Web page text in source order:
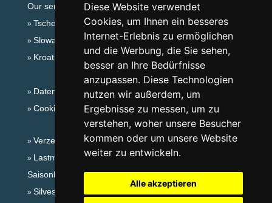
Diese Website verwendet
Cookies, um Ihnen ein besseres
Internet-Erlebnis zu ermöglichen
und die Werbung, die Sie sehen,
besser an Ihre Bedürfnisse
anzupassen. Diese Technologien
nutzen wir außerdem, um
Ergebnisse zu messen, um zu
verstehen, woher unsere Besucher
kommen oder um unsere Website
weiter zu entwickeln.
Alle akzeptieren
Our servers:
Tschechische Gebirge
Slowakische Gebirge
Kroatien
Datenschutz
Cookies
Verzeichnis der Unterkunft
Lastminute Böhmisches Mittelgebirge
Saisonlinks:
Silvester Böhmisches Mittelgebirge